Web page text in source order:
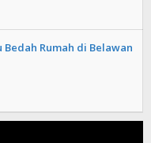
Rumah di Belawan